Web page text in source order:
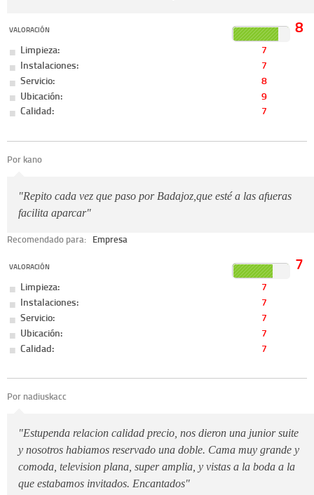
VALORACIÓN 8
Limpieza:
7
Instalaciones:
7
Servicio:
8
Ubicación:
9
Calidad:
7
Por kano
"Repito cada vez que paso por Badajoz,que esté a las afueras
facilita aparcar"
Recomendado para: Empresa
VALORACIÓN 7
Limpieza:
7
Instalaciones:
7
Servicio:
7
Ubicación:
7
Calidad:
7
Por nadiuskacc
"Estupenda relacion calidad precio, nos dieron una junior suite
y nosotros habiamos reservado una doble. Cama muy grande y
comoda, television plana, super amplia, y vistas a la boda a la
que estabamos invitados. Encantados"